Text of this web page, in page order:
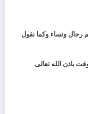
رجال ونساء وكما نقول
باذن الله تعالى